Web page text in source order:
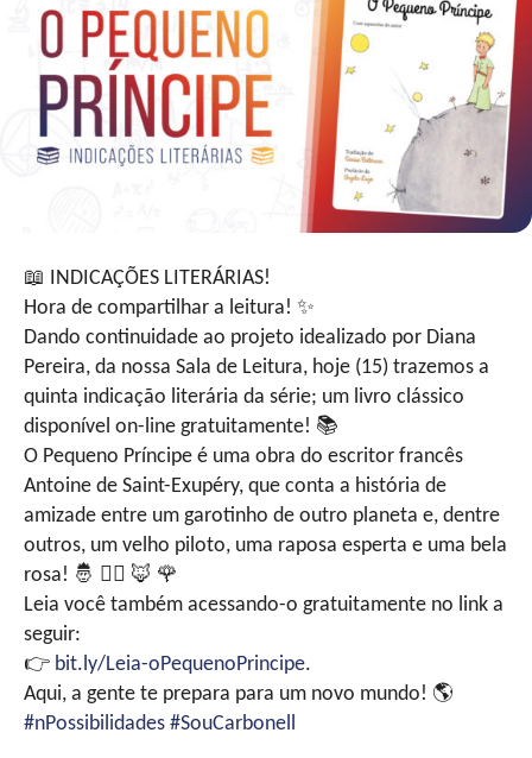
📖 INDICAÇÕES LITERÁRIAS!
Hora de compartilhar a leitura! ✨
Dando continuidade ao projeto idealizado por Diana
Pereira, da nossa Sala de Leitura, hoje (15) trazemos a
quinta indicação literária da série; um livro clássico
disponível on-line gratuitamente! 📚
O Pequeno Príncipe é uma obra do escritor francês
Antoine de Saint-Exupéry, que conta a história de
amizade entre um garotinho de outro planeta e, dentre
outros, um velho piloto, uma raposa esperta e uma bela
rosa! 🤴 👨‍✈ 🦊 🌹
Leia você também acessando-o gratuitamente no link a
seguir:
👉 bit.ly/Leia-oPequenoPrincipe.
Aqui, a gente te prepara para um novo mundo! 🌎
#nPossibilidades #SouCarbonell